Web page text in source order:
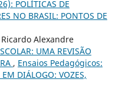
POLÍTICAS DE
NO BRASIL: PONTOS DE
Alexandre
UMA REVISÃO
, Ensaios Pedagógicos:
DIÁLOGO: VOZES,